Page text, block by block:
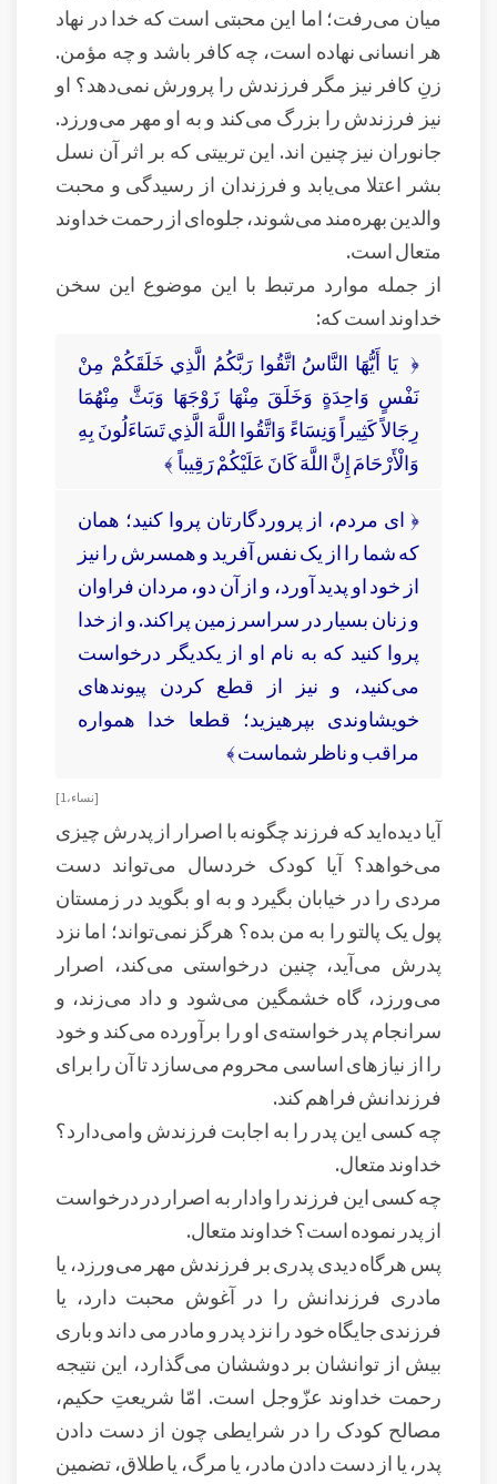
میان می‌رفت؛ اما این محبتی است که خدا در نهاد
هر انسانی نهاده است، چه کافر باشد و چه مؤمن.
زنِ کافر نیز مگر فرزندش را پرورش نمی‌دهد؟ او
نیز فرزندش را بزرگ می‌کند و به او مهر می‌ورزد.
جانوران نیز چنین اند. این تربیتی که بر اثر آن نسل
بشر اعتلا می‌یابد و فرزندان از رسیدگی و محبت
والدین بهره‌مند می‌شوند، جلوه‌ای از رحمت خداوند
متعال است.
از جمله موارد مرتبط با این موضوع این سخن
خداوند است که:
﴿ يَا أَيُّهَا النَّاسُ اتَّقُوا رَبَّكُمُ الَّذِي خَلَقَكُمْ مِنْ
نَفْسٍ وَاحِدَةٍ وَخَلَقَ مِنْهَا زَوْجَهَا وَبَثَّ مِنْهُمَا
رِجَالاً كَثِيراً وَنِسَاءً وَاتَّقُوا اللَّهَ الَّذِي تَسَاءَلُونَ بِهِ
وَالْأَرْحَامَ إِنَّ اللَّهَ كَانَ عَلَيْكُمْ رَقِيباً ﴾
﴿ ای مردم، از پروردگارتان پروا کنید؛ همان
که شما را از یک نفس آفرید و همسرش را نیز
از خود او پدید آورد، و از آن دو، مردان فراوان
و زنان بسیار در سراسر زمین پراکند. و از خدا
پروا کنید که به نام او از یکدیگر درخواست
می‌کنید، و نیز از قطع کردن پیوندهای
خویشاوندی بپرهیزید؛ قطعا خدا همواره
مراقب و ناظر شماست ﴾
[ نساء، 1 ]
آیا دیده‌اید که فرزند چگونه با اصرار از پدرش چیزی
می‌خواهد؟ آیا کودک خردسال می‌تواند دست
مردی را در خیابان بگیرد و به او بگوید در زمستان
پول یک پالتو را به من بده؟ هرگز نمی‌تواند؛ اما نزد
پدرش می‌آید، چنین درخواستی می‌کند، اصرار
می‌ورزد، گاه خشمگین می‌شود و داد می‌زند، و
سرانجام پدر خواسته‌ی او را برآورده می‌کند و خود
را از نیازهای اساسی محروم می‌سازد تا آن را برای
فرزندانش فراهم کند.
چه کسی این پدر را به اجابت فرزندش وامی‌دارد؟
خداوند متعال.
چه کسی این فرزند را وادار به اصرار در درخواست
از پدر نموده است؟ خداوند متعال.
پس هرگاه دیدی پدری بر فرزندش مهر می‌ورزد، یا
مادری فرزندانش را در آغوش محبت دارد، یا
فرزندی جایگاه خود را نزد پدر و مادر می داند و باری
بیش از توانشان بر دوششان می‌گذارد، این نتیجه
رحمت خداوند عزّوجل است. امّا شریعتِ حکیم،
مصالح کودک را در شرایطی چون از دست دادن
پدر، یا از دست دادن مادر، یا مرگ، یا طلاق، تضمین